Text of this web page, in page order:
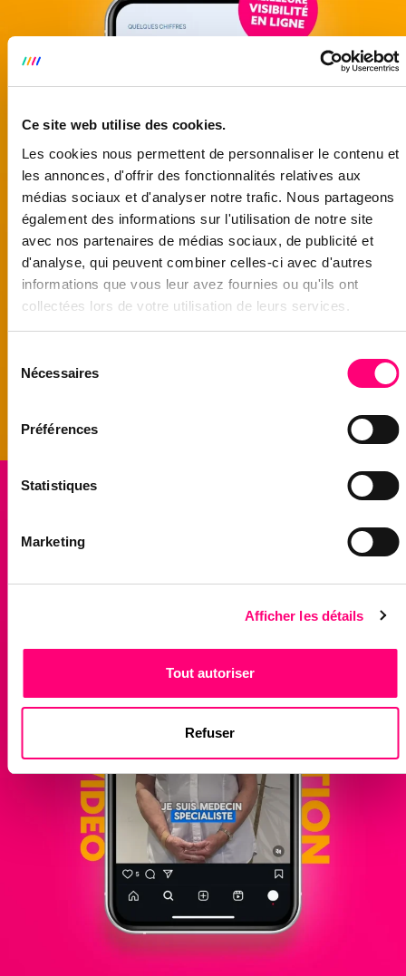
Ce site web utilise des cookies.
Les cookies nous permettent de personnaliser le contenu et
les annonces, d'offrir des fonctionnalités relatives aux
médias sociaux et d'analyser notre trafic. Nous partageons
également des informations sur l'utilisation de notre site
avec nos partenaires de médias sociaux, de publicité et
d'analyse, qui peuvent combiner celles-ci avec d'autres
informations que vous leur avez fournies ou qu'ils ont
collectées lors de votre utilisation de leurs services.
Nécessaires
Préférences
Statistiques
Marketing
Afficher les détails
Tout autoriser
Refuser